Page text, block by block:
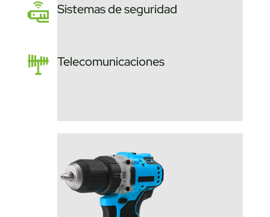
Sistemas de seguridad
Telecomunicaciones